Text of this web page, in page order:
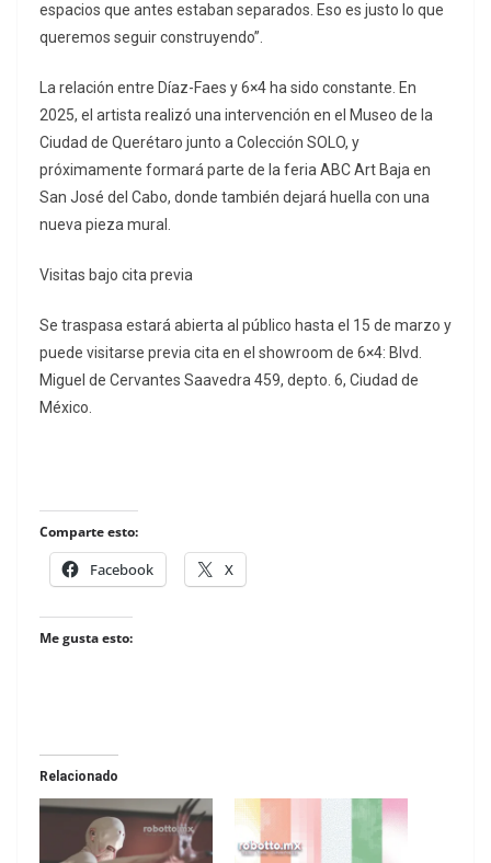
espacios que antes estaban separados. Eso es justo lo que
queremos seguir construyendo”.
La relación entre Díaz-Faes y 6×4 ha sido constante. En
2025, el artista realizó una intervención en el Museo de la
Ciudad de Querétaro junto a Colección SOLO, y
próximamente formará parte de la feria ABC Art Baja en
San José del Cabo, donde también dejará huella con una
nueva pieza mural.
Visitas bajo cita previa
Se traspasa estará abierta al público hasta el 15 de marzo y
puede visitarse previa cita en el showroom de 6×4: Blvd.
Miguel de Cervantes Saavedra 459, depto. 6, Ciudad de
México.
Comparte esto:
Facebook X
Me gusta esto:
Relacionado